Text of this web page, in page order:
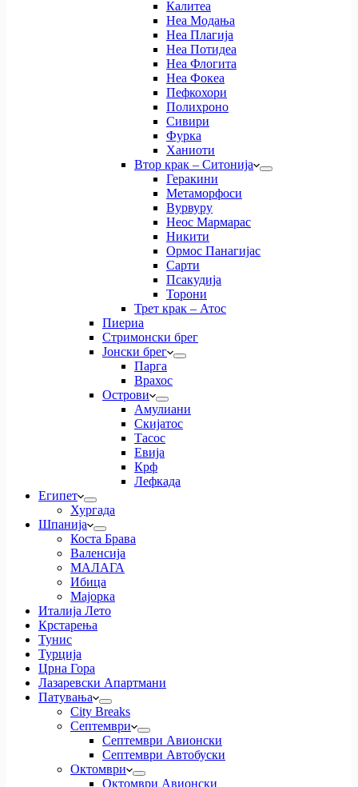
Калитеа
Неа Модања
Неа Плагија
Неа Потидеа
Неа Флогита
Неа Фокеа
Пефкохори
Полихроно
Сивири
Фурка
Ханиоти
Втор крак – Ситонија
Геракини
Метаморфоси
Вурвуру
Неос Мармарас
Никити
Ормос Панагијас
Сарти
Псакудија
Торони
Трет крак – Атос
Пиериа
Стримонски брег
Јонски брег
Парга
Врахос
Острови
Амулиани
Скијатос
Тасос
Евија
Крф
Лефкада
Египет
Хургада
Шпанија
Коста Брава
Валенсија
МАЛАГА
Ибица
Мајорка
Италија Лето
Крстарења
Тунис
Турција
Црна Гора
Лазаревски Апартмани
Патувања
City Breaks
Септември
Септември Авионски
Септември Автобуски
Октомври
Октомври Авионски